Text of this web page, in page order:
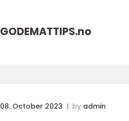
GODEMATTIPS.no
08. October 2023 by admin